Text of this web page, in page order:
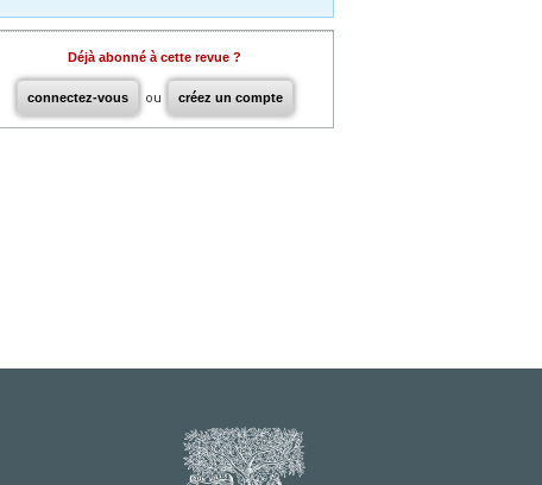
Déjà abonné à cette revue ?
connectez-vous ou créez un compte